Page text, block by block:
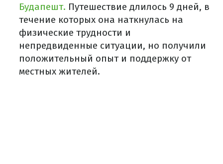
Будапешт. Путешествие длилось 9 дней, в
течение которых она наткнулась на
физические трудности и
непредвиденные ситуации, но получили
положительный опыт и поддержку от
местных жителей.